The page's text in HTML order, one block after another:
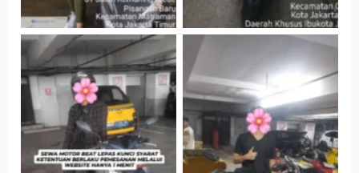
Cityplaza
Cityplaza